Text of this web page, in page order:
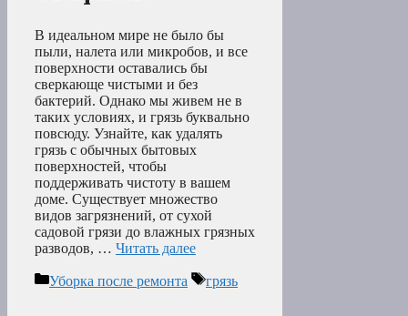
В идеальном мире не было бы
пыли, налета или микробов, и все
поверхности оставались бы
сверкающе чистыми и без
бактерий. Однако мы живем не в
таких условиях, и грязь буквально
повсюду. Узнайте, как удалять
грязь с обычных бытовых
поверхностей, чтобы
поддерживать чистоту в вашем
доме. Существует множество
видов загрязнений, от сухой
садовой грязи до влажных грязных
разводов, … Читать далее
Рубрики
Уборка после ремонта Метки
грязь